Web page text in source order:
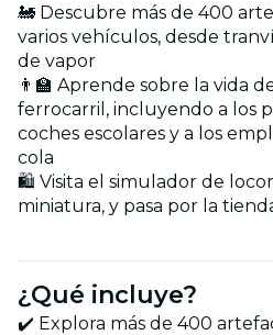
🚂 Descubre más de 400
varios vehículos, desde
de vapor
👨‍🏫 Aprende sobre la vida
ferrocarril, incluyendo a los
coches escolares y a los
cola
🛍️ Visita el simulador de
miniatura, y pasa por la
¿Qué incluye?
✔️ Explora más de 400